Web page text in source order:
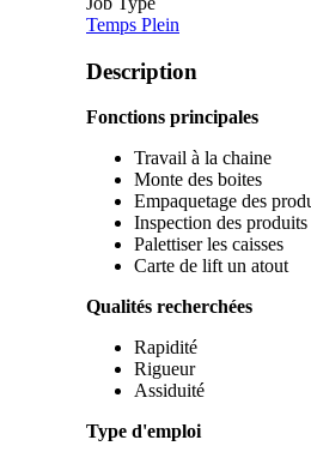
Temps Plein
Description
Fonctions principales
Travail à la chaine
Monte des boites
Empaquetage des
Inspection des produits
Palettiser les caisses
Carte de lift un atout
Qualités recherchées
Rapidité
Rigueur
Assiduité
Type d'emploi